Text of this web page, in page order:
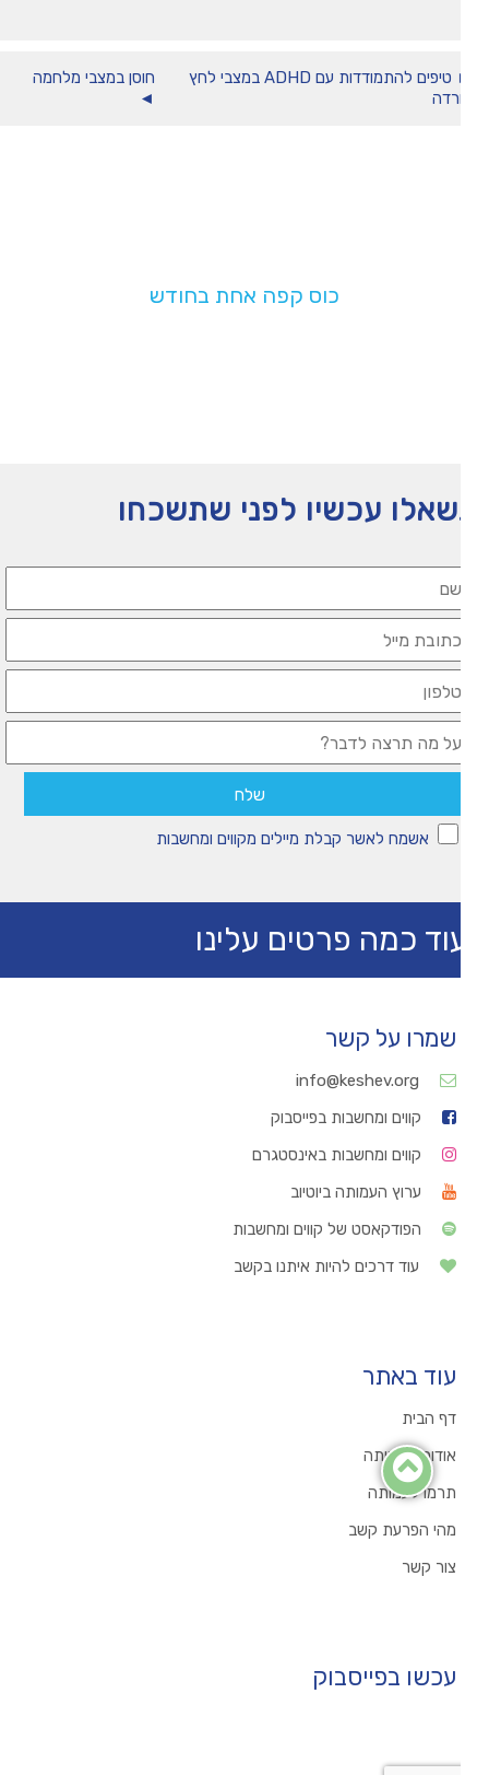
כוס קפה אחת בחודש
► טיפים להתמודדות עם ADHD במצבי לחץ
חוסן במצבי מלחמה
עכשיו לפני שתשכחו
אשמח לאשר קבלת מיילים מקווים ומחשבות
כמה פרטים עלינו
שמרו על קשר
info@keshev.org
קווים ומחשבות בפייסבוק
קווים ומחשבות באינסטגרם
ערוץ העמותה ביוטיוב
הפודקאסט של קווים ומחשבות
עוד דרכים להיות איתנו בקשב
עוד באתר
דף הבית
אודות העמותה
תרמו לעמותה
מהי הפרעת קשב
צור קשר
עכשו בפייסבוק